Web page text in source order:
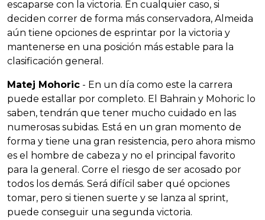
escaparse con la victoria. En cualquier caso, si
deciden correr de forma más conservadora, Almeida
aún tiene opciones de esprintar por la victoria y
mantenerse en una posición más estable para la
clasificación general.
Matej Mohoric - En un día como este la carrera
puede estallar por completo. El Bahrain y Mohoric lo
saben, tendrán que tener mucho cuidado en las
numerosas subidas. Está en un gran momento de
forma y tiene una gran resistencia, pero ahora mismo
es el hombre de cabeza y no el principal favorito
para la general. Corre el riesgo de ser acosado por
todos los demás. Será difícil saber qué opciones
tomar, pero si tienen suerte y se lanza al sprint,
puede conseguir una segunda victoria.